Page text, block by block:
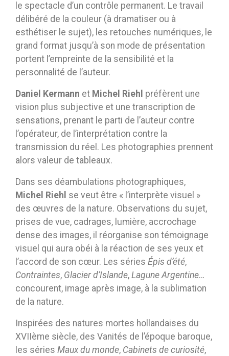
le spectacle d’un contrôle permanent. Le travail
délibéré de la couleur (à dramatiser ou à
esthétiser le sujet), les retouches numériques, le
grand format jusqu’à son mode de présentation
portent l’empreinte de la sensibilité et la
personnalité de l’auteur.
Daniel Kermann et Michel Riehl préfèrent une
vision plus subjective et une transcription de
sensations, prenant le parti de l’auteur contre
l’opérateur, de l’interprétation contre la
transmission du réel. Les photographies prennent
alors valeur de tableaux.
Dans ses déambulations photographiques,
Michel Riehl se veut être « l’interprète visuel »
des œuvres de la nature. Observations du sujet,
prises de vue, cadrages, lumière, accrochage
dense des images, il réorganise son témoignage
visuel qui aura obéi à la réaction de ses yeux et
l’accord de son cœur. Les séries Épis d’été,
Contraintes, Glacier d’Islande, Lagune Argentine…
concourent, image après image, à la sublimation
de la nature.
Inspirées des natures mortes hollandaises du
XVIIème siècle, des Vanités de l’époque baroque,
les séries Maux du monde, Cabinets de curiosité,